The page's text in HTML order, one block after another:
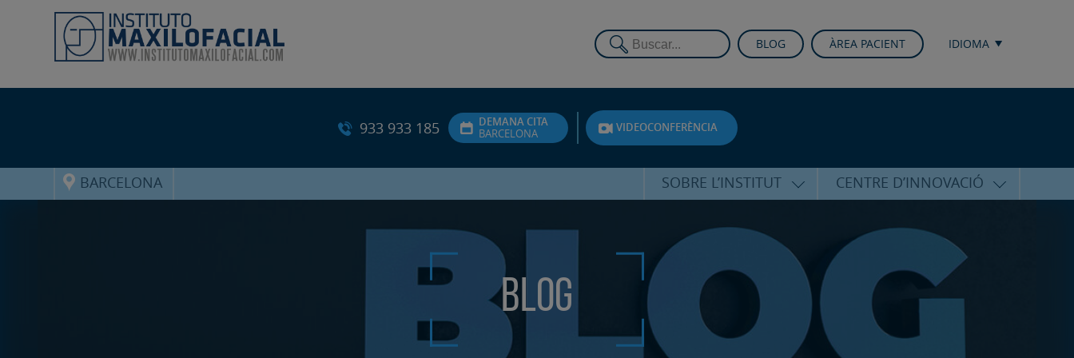
BLOG ÀREA PACIENT IDIOMA
933 933 185
DEMANA CITA
BARCELONA
VIDEOCONFERÈNCIA
BARCELONA SOBRE L’INSTITUT
ALFARO
ATENCIÓ PERSONALITZADA
UNITAT DE SUPORT
PSICOLÒGIC
SERVEIS INTERNACIONALS
CENTRE D’INNOVACIÓ
CONFERÈNCIES I CONGRESSOS
FORMACIÓ
PUBLICACIONS CIENTÍFIQUES
LA VEU DE L’EXPERT
Blog